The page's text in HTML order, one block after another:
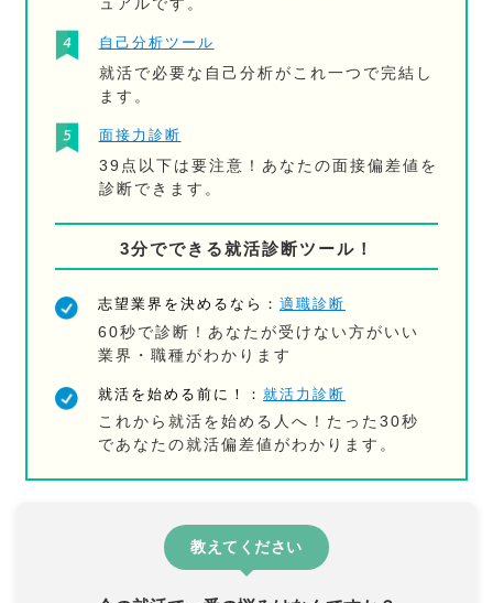
ュアルです。
自己分析ツール
就活で必要な自己分析がこれ一つで完結し
ます。
面接力診断
39点以下は要注意！あなたの面接偏差値を
診断できます。
3分でできる就活診断ツール！
志望業界を決めるなら：適職診断
60秒で診断！あなたが受けない方がいい
業界・職種がわかります
就活を始める前に！：就活力診断
これから就活を始める人へ！たった30秒
であなたの就活偏差値がわかります。